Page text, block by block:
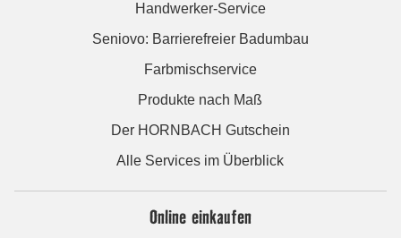
Handwerker-Service
Seniovo: Barrierefreier Badumbau
Farbmischservice
Produkte nach Maß
Der HORNBACH Gutschein
Alle Services im Überblick
Online einkaufen